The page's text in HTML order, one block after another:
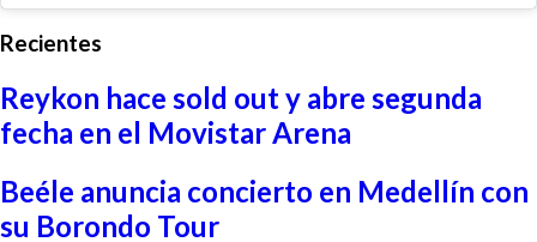
Recientes
Reykon hace sold out y abre segunda
fecha en el Movistar Arena
Beéle anuncia concierto en Medellín con
su Borondo Tour